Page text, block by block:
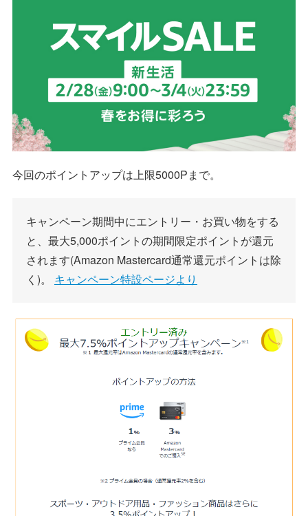
今回のポイントアップは上限5000Pまで。
キャンペーン期間中にエントリー・お買い物をする
と、最大5,000ポイントの期間限定ポイントが還元
されます(Amazon Mastercard通常還元ポイントは除
く)。 キャンペーン特設ページより